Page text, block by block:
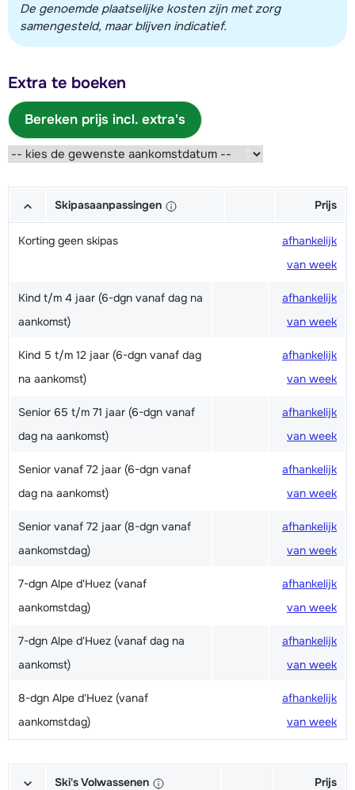
De genoemde plaatselijke kosten zijn met zorg
samengesteld, maar blijven indicatief.
Extra te boeken
Bereken prijs incl. extra's
Skipasaanpassingen Prijs
Korting geen skipas
afhankelijk
van week
Kind t/m 4 jaar (6-dgn vanaf dag na
aankomst)
afhankelijk
van week
Kind 5 t/m 12 jaar (6-dgn vanaf dag
na aankomst)
afhankelijk
van week
Senior 65 t/m 71 jaar (6-dgn vanaf
dag na aankomst)
afhankelijk
van week
Senior vanaf 72 jaar (6-dgn vanaf
dag na aankomst)
afhankelijk
van week
Senior vanaf 72 jaar (8-dgn vanaf
aankomstdag)
afhankelijk
van week
7-dgn Alpe d'Huez (vanaf
aankomstdag)
afhankelijk
van week
7-dgn Alpe d'Huez (vanaf dag na
aankomst)
afhankelijk
van week
8-dgn Alpe d'Huez (vanaf
aankomstdag)
afhankelijk
van week
Ski's Volwassenen Prijs